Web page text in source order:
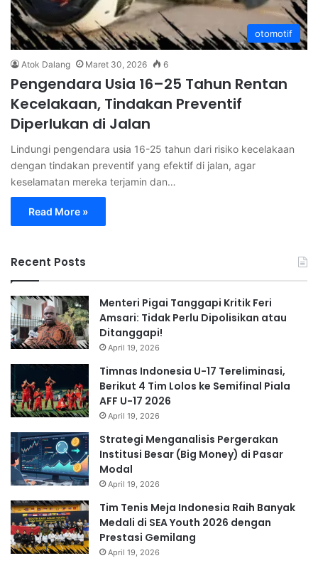
otomotif
Atok Dalang Maret 30, 2026 6
Pengendara Usia 16–25 Tahun Rentan
Kecelakaan, Tindakan Preventif
Diperlukan di Jalan
Lindungi pengendara usia 16-25 tahun dari risiko kecelakaan
dengan tindakan preventif yang efektif di jalan, agar
keselamatan mereka terjamin dan…
Read More »
Recent Posts
Menteri Pigai Tanggapi Kritik Feri
Amsari: Tidak Perlu Dipolisikan atau
Ditanggapi!
April 19, 2026
Timnas Indonesia U-17 Tereliminasi,
Berikut 4 Tim Lolos ke Semifinal Piala
AFF U-17 2026
April 19, 2026
Strategi Menganalisis Pergerakan
Institusi Besar (Big Money) di Pasar
Modal
April 19, 2026
Tim Tenis Meja Indonesia Raih Banyak
Medali di SEA Youth 2026 dengan
Prestasi Gemilang
April 19, 2026